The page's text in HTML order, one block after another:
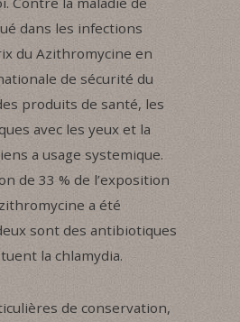
dans les infections
du Azithromycine en
de sécurité du
produits de santé, les
avec les yeux et la
a usage systemique.
de 33 % de l’exposition
a été
sont des antibiotiques
la chlamydia.
de conservation,